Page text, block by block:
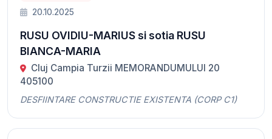
20.10.2025
RUSU OVIDIU-MARIUS si sotia RUSU
BIANCA-MARIA
Cluj Campia Turzii MEMORANDUMULUI 20
405100
DESFIINTARE CONSTRUCTIE EXISTENTA (CORP C1)